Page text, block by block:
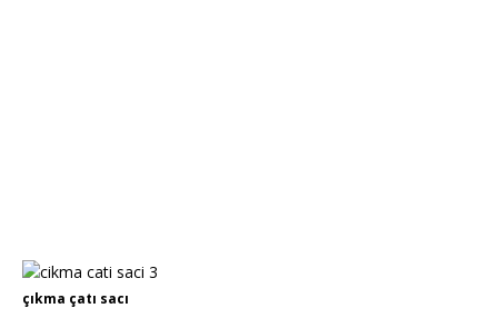
çıkma çatı sacı